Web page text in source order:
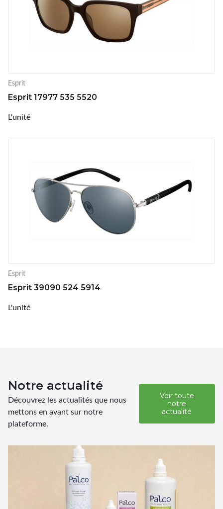
Esprit
Esprit 17977 535 5520
L'unité
Esprit
Esprit 39090 524 5914
L'unité
Notre actualité
Découvrez les actualités que nous
mettons en avant sur notre
plateforme.
Voir toute
notre
actualité